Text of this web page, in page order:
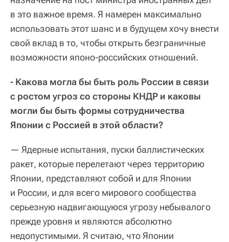
в это важное время. Я намерен максимально
использовать этот шанс и в будущем хочу внести
свой вклад в то, чтобы открыть безграничные
возможности японо-российских отношений.
- Какова могла бы быть роль России в связи
с ростом угроз со стороны КНДР и каковы
могли бы быть формы сотрудничества
Японии с Россией в этой области?
— Ядерные испытания, пуски баллистических
ракет, которые перелетают через территорию
Японии, представляют собой и для Японии
и России, и для всего мирового сообщества
серьезную надвигающуюся угрозу небывалого
прежде уровня и являются абсолютно
недопустимыми. Я считаю, что Японии